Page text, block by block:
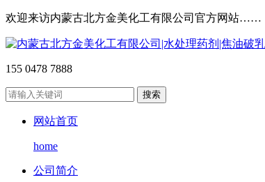
欢迎来访内蒙古北方金美化工有限公司官方网站……
155 0478 7888
网站首页
home
公司简介